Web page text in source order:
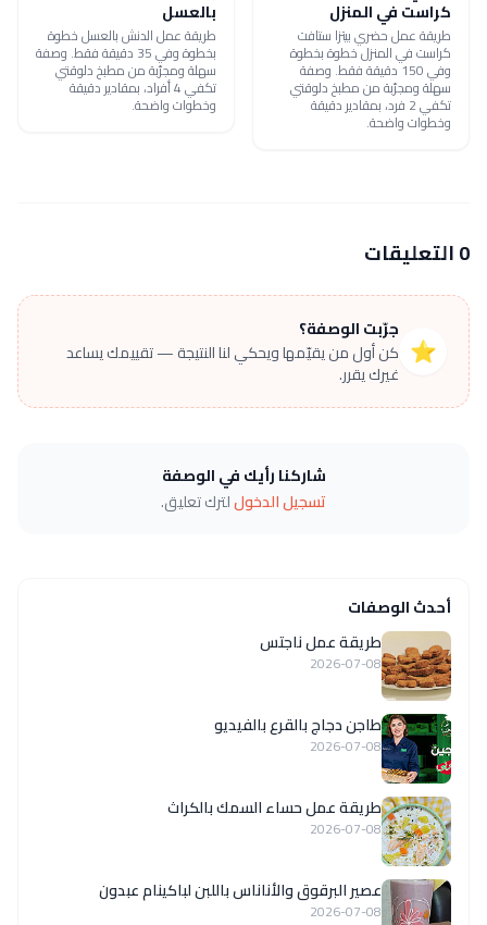
كراست في المنزل
طريقة عمل حضري بيتزا ستافت
كراست في المنزل خطوة بخطوة
وفي 150 دقيقة فقط. وصفة
سهلة ومجرّبة من مطبخ دلوقتي
تكفي 2 فرد، بمقادير دقيقة
وخطوات واضحة.
بالعسل
طريقة عمل الدنش بالعسل خطوة
بخطوة وفي 35 دقيقة فقط. وصفة
سهلة ومجرّبة من مطبخ دلوقتي
تكفي 4 أفراد، بمقادير دقيقة
وخطوات واضحة.
0 التعليقات
⭐
جرّبت الوصفة؟
كن أول من يقيّمها ويحكي لنا النتيجة — تقييمك يساعد
غيرك يقرر.
شاركنا رأيك في الوصفة
تسجيل الدخوللترك تعليق.
أحدث الوصفات
طريقة عمل ناجتس
2026-07-08
طاجن دجاج بالقرع بالفيديو
2026-07-08
طريقة عمل حساء السمك بالكراث
2026-07-08
عصير البرقوق والأناناس باللبن لباكينام عبدون
2026-07-08